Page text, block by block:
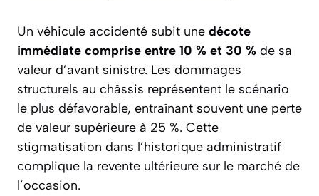
Un véhicule accidenté subit une décote
immédiate comprise entre 10 % et 30 % de sa
valeur d’avant sinistre. Les dommages
structurels au châssis représentent le scénario
le plus défavorable, entraînant souvent une perte
de valeur supérieure à 25 %. Cette
stigmatisation dans l’historique administratif
complique la revente ultérieure sur le marché de
l’occasion.